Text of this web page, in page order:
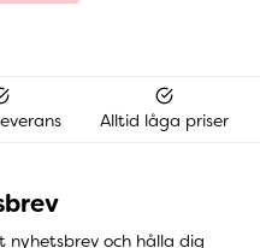
Alltid låga priser
och hålla dig